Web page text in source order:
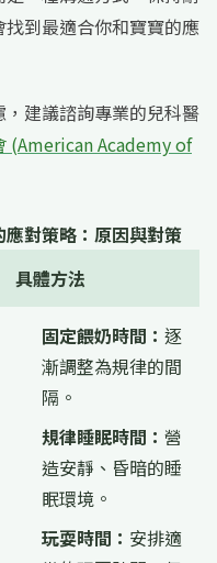
到最適合你和寶寶的應
建議諮詢專業的兒科醫
(American Academy of
對策略：原因與對策
具體方法
固定餵奶時間： 逐
漸調整為規律的間
隔。
規律睡眠時間： 營
造安靜、昏暗的睡
眠環境。
玩耍時間： 安排適